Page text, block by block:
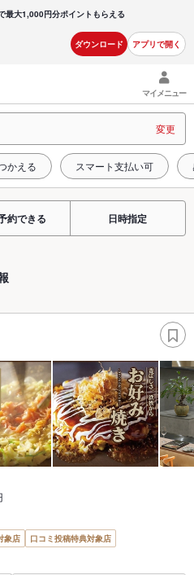
最大1,000円分ポイントもらえる
ダウンロード アプリで開く
マイメニュー
変更
かえる スマート支払い可
約できる 日時指定
象店
口コミ投稿特典対象店